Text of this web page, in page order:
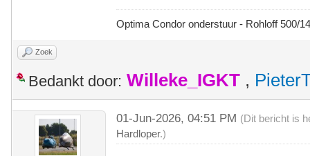
Optima Condor onderstuur - Rohloff 500/
Zoek
Bedankt door: Willeke_IGKT ,
01-Jun-2026, 04:51 PM (Dit bericht is
Hardloper.)